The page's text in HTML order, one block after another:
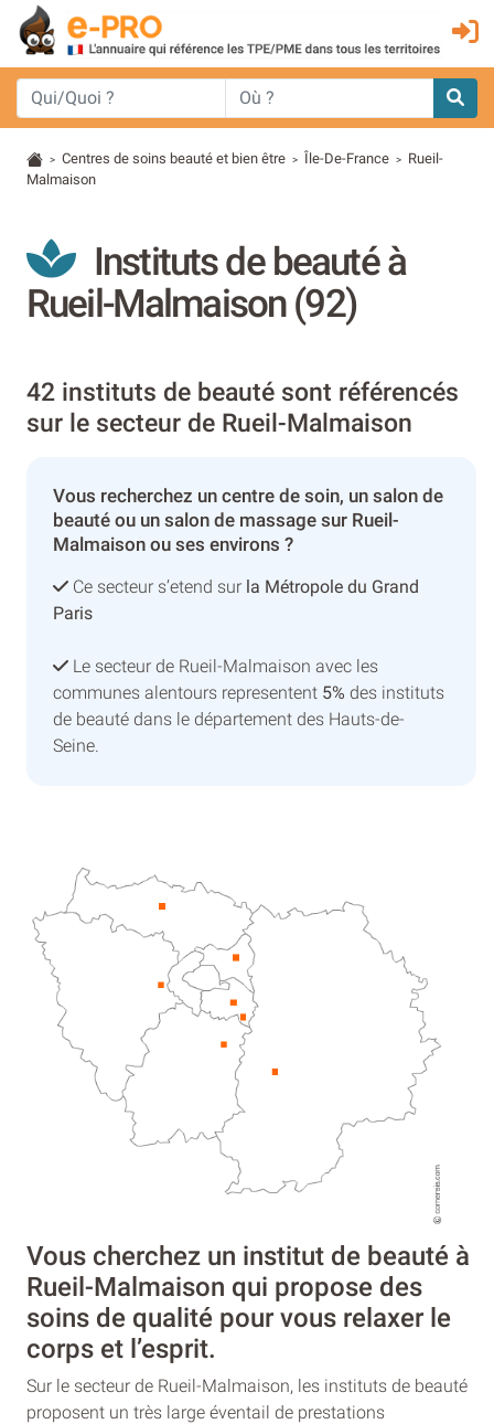
> Centres de soins beauté et bien être > Île-De-France > Rueil-
Malmaison
Instituts de beauté à
Rueil-Malmaison (92)
42 instituts de beauté sont référencés
sur le secteur de Rueil-Malmaison
Vous recherchez un centre de soin, un salon de
beauté ou un salon de massage sur Rueil-
Malmaison ou ses environs ?
Ce secteur s’etend sur la Métropole du Grand
Paris
Le secteur de Rueil-Malmaison avec les
communes alentours representent 5% des instituts
de beauté dans le département des Hauts-de-
Seine.
Vous cherchez un institut de beauté à
Rueil-Malmaison qui propose des
soins de qualité pour vous relaxer le
corps et l’esprit.
Sur le secteur de Rueil-Malmaison, les instituts de beauté
proposent un très large éventail de prestations